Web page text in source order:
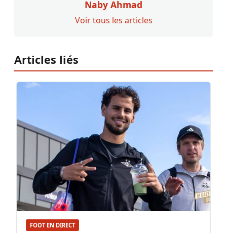
Naby Ahmad
Voir tous les articles
Articles liés
FOOT EN DIRECT